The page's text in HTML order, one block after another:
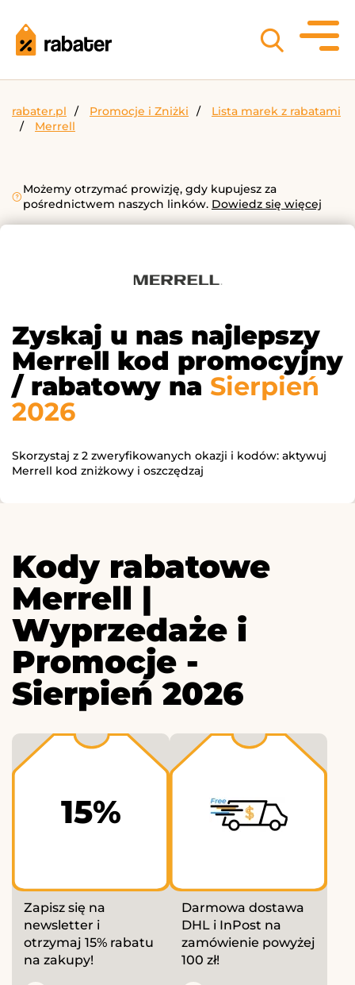
rabater.pl Promocje i Zniżki
Lista marek z rabatami
Merrell
Możemy otrzymać prowizję, gdy kupujesz za
pośrednictwem naszych linków. Dowiedz się więcej
Zyskaj u nas najlepszy
Merrell kod promocyjny
/ rabatowy na Sierpień
2026
Skorzystaj z 2 zweryfikowanych okazji i kodów: aktywuj
Merrell kod zniżkowy i oszczędzaj
Kody rabatowe
Merrell |
Wyprzedaże i
Promocje -
Sierpień 2026
15%
Zapisz się na
newsletter i
otrzymaj 15% rabatu
na zakupy!
Darmowa dostawa
DHL i InPost na
zamówienie powyżej
100 zł!